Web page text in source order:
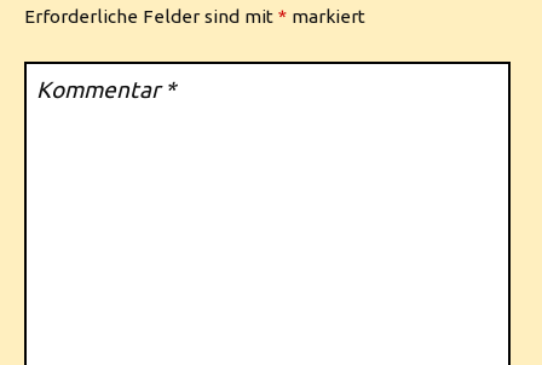
Erforderliche Felder sind mit * markiert
Kommentar*